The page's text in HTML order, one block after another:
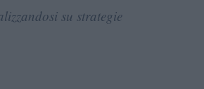
su strategie